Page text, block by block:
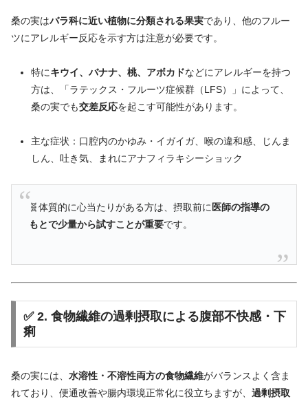
桑の実はバラ科に近い植物に分類される果実であり、 他のフルー
ツにアレルギー反応を示す方は注意が必要です。
特にキウイ、 バナナ、 桃、 アボカドなどにアレルギーを持つ
方は、「ラテックス・ フルーツ症候群（LFS）」 によって、
桑の実でも交差反応を起こす可能性があり ます。
主な症状： 口腔内のかゆみ・ イガイガ、 喉の違和感、
じんま
しん、 吐き気、 まれにアナフィラキシーショック
🧬体質的に心当たりがある方は、摂取前に 医師の指導の
もとで少量から試すことが重要です。
✅ 2. 食物繊維の過剰摂取による腹部不快感・ 下
痢
桑の実には、 水溶性・ 不溶性両方の食物繊維がバランス よく 含 ま
れており、 便通改善や腸内環境正常化に役立ち ますが、 過剰摂取